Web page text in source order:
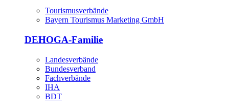
Tourismusverbände
Bayern Tourismus Marketing GmbH
DEHOGA-Familie
Landesverbände
Bundesverband
Fachverbände
IHA
BDT